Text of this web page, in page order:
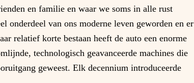
en familie en waar we soms in alle rust
onderdeel van ons moderne leven geworden en er
relatief korte bestaan heeft de auto een enorme
technologisch geavanceerde machines die
geweest. Elk decennium introduceerde